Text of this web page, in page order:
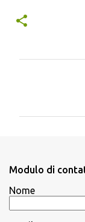
i
Modulo di
Nome